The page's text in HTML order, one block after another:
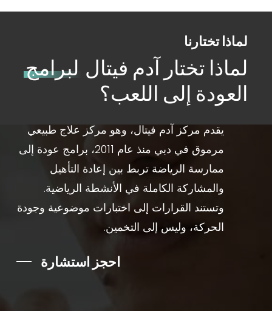
لماذا تختارنا
لماذا تختار آدم فيتال لبرامج
العودة إلى اللعب؟
يقدم مركز آدم فيتال، وهو مركز علاج طبيعي
مرموق في دبي منذ عام 2011، برامج عودة إلى
ممارسة الرياضة تربط بين إعادة التأهيل
والمشاركة الكاملة في الأنشطة الرياضية.
وتستند القرارات إلى اختبارات موضوعية وجودة
الحركة، وليس إلى التخمين.
احجز استشارة